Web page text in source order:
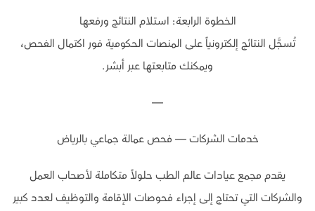
الخطوة الرابعة: استلام النتائج ورفعها
تُسجَّل النتائج إلكترونياً على المنصات الحكومية فور اكتمال الفحص،
ويمكنك متابعتها عبر أبشر.
—
خدمات الشركات — فحص عمالة جماعي بالرياض
يقدم مجمع عيادات عالم الطب حلولاً متكاملة لأصحاب العمل
والشركات التي تحتاج إلى إجراء فحوصات الإقامة والتوظيف لعدد كبير